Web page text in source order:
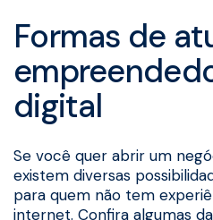
Formas de
digital
Se você quer abrir um
existem diversas
para quem não tem
internet. Confira algumas